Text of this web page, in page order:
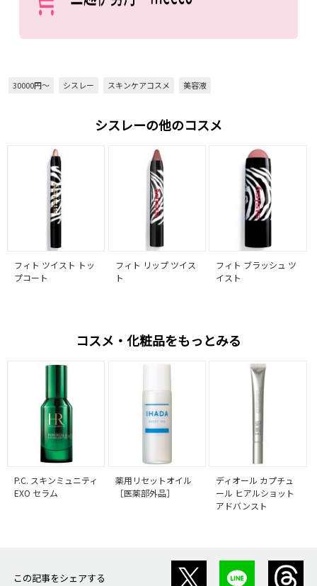
30000円～ シスレー スキンケアコスメ 美容液
シスレーの他のコスメ
フィト ツイスト トッ
プコート
フィト リップ ツイス
ト
フィト ブラッシュ ツ
イスト
コスメ・化粧品をもっとみる
P.C. スキンミュニティ
EXO セラム
薬用リセットオイル
［医薬部外品］
ディオール カプチュ
ール ヒアルショット
アドバンスト
この記事をシェアする